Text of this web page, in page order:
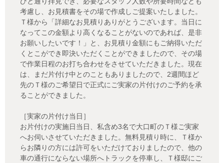
考慮し、お見積書をその場で作成しご提案いたしました。
Ｔ様から「詳細なお見積りありがとうございます。当日に
なってこの金額より高くなることがないのであれば、是非
お願いしたいです！」と、お見積り金額にもご納得いただ
くとこができ即決いただくことができましたので、その場
で作業日程のお打ち合わせをさせていただきました。現在
は、まだ片付け中とのこともありましたので、2週間ほど
先のＴ様のご希望日で正式にご実家の片付けのご予約を承
ることができました。
［実家の片付け当日］
お片付けの実施日当日、私含め3名で大口町のＴ様ご実家
へお伺いさせていただきました。無料見積り時に、Ｔ様か
らお隣りの方には許可をいただけておりましたので、他の
車の通行にならない場所へトラックを停車し、Ｔ様邸にご